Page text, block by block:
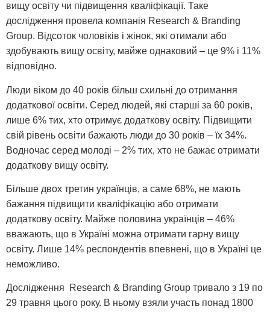
вищу освіту чи підвищення кваліфікації. Таке
дослідження провела компанія Research & Branding
Group. Відсоток чоловіків і жінок, які отимали або
здобувають вищу освіту, майже однаковий – це 9% і 11%
відповідно.
Люди віком до 40 років більш схильні до отримання
додаткової освіти. Серед людей, які старші за 60 років,
лише 6% тих, хто отримує додаткову освіту. Підвищити
свій рівень освіти бажають люди до 30 років – їх 34%.
Водночас серед молоді – 2% тих, хто не бажає отримати
додаткову вищу освіту.
Більше двох третин українців, а саме 68%, не мають
бажання підвищити кваліфікацію або отримати
додаткову освіту. Майже половина українців – 46%
вважають, що в Україні можна отримати гарну вищу
освіту. Лише 14% респондентів впевнені, що в Україні це
неможливо.
Дослідження Research & Branding Group тривало з 19 по
29 травня цього року. В ньому взяли участь понад 1800